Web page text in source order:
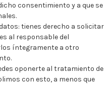
consentimiento y a que se
tienes derecho a solicitar
al responsable del
íntegramente a otro
oponerte al tratamiento de
con esto, a menos que